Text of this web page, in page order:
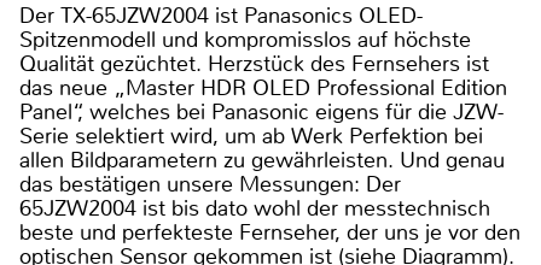
Der TX-65JZW2004 ist Panasonics OLED-
Spitzenmodell und kompromisslos auf höchste
Qualität gezüchtet. Herzstück des Fernsehers ist
das neue „Master HDR OLED Professional Edition
Panel“, welches bei Panasonic eigens für die JZW-
Serie selektiert wird, um ab Werk Perfektion bei
allen Bildparametern zu gewährleisten. Und genau
das bestätigen unsere Messungen: Der
65JZW2004 ist bis dato wohl der messtechnisch
beste und perfekteste Fernseher, der uns je vor den
optischen Sensor gekommen ist (siehe Diagramm).